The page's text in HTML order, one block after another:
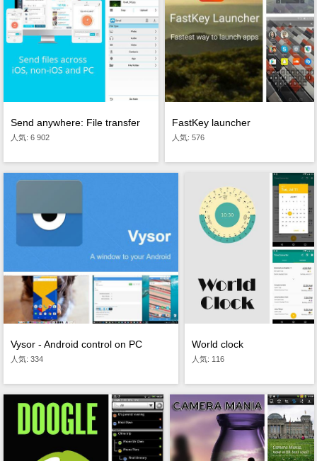
Send anywhere: File transfer
人気: 6 902
FastKey launcher
人気: 576
Vysor - Android control on PC
人気: 334
World clock
人気: 116